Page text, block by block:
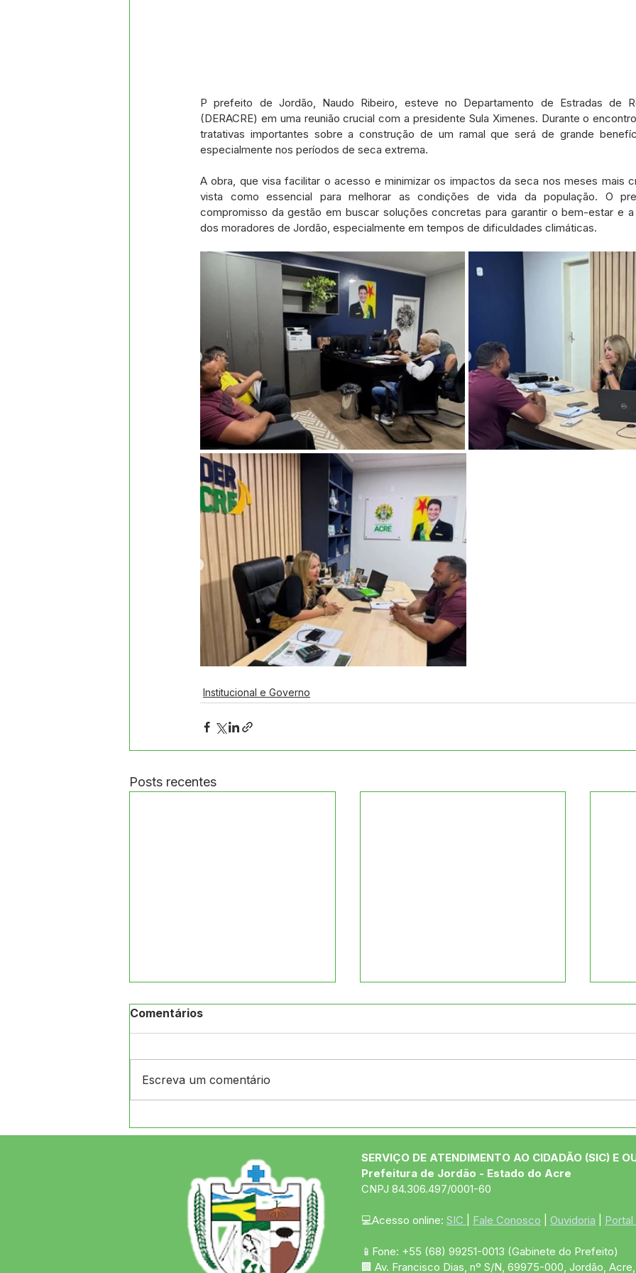
P prefeito de Jordão, Naudo Ribeiro, esteve no Departamento de Estradas de
(DERACRE) em uma reunião crucial com a presidente Sula Ximenes. Durante o
tratativas importantes sobre a construção de um ramal que será de grande
especialmente nos períodos de seca extrema.
A obra, que visa facilitar o acesso e minimizar os impactos da seca nos meses mais
vista como essencial para melhorar as condições de vida da população. O
compromisso da gestão em buscar soluções concretas para garantir o bem-estar e a
dos moradores de Jordão, especialmente em tempos de dificuldades climáticas.
Institucional e Governo
Posts recentes
Secretaria de Assistência
Aldeia Arco-Íris, levando
orientações, atividades e
atendimento às famílias
indígenas.
origens e celebra o talento
da juventude jordãoense
Comentários
Escreva um comentário
SERVIÇO DE ATENDIMENTO AO CIDADÃO (SIC) E
Prefeitura de Jordão - Estado do Acre
CNPJ 84.306.497/0001-60
💻Acesso online: SIC Fale Conosco Ouvidoria
📱Fone: +55 (68) 99251-0013 (Gabinete do Prefeito)
🏢 Av. Francisco Dias, nº S/N, 69975-000, Jordão,